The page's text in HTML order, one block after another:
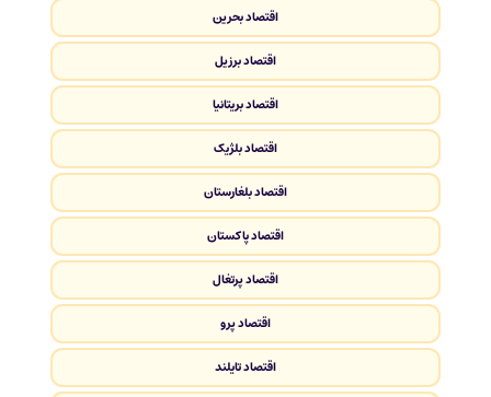
اقتصاد بحرین
اقتصاد برزیل
اقتصاد بریتانیا
اقتصاد بلژیک
اقتصاد بلغارستان
اقتصاد پاکستان
اقتصاد پرتغال
اقتصاد پرو
اقتصاد تایلند